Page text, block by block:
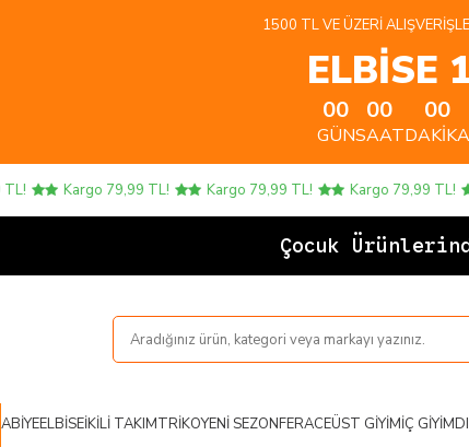
1500 TL VE ÜZERI
ELBİSE
00
GÜN
00
SAAT
00
DAKIKA
Kargo 79,99 TL! Kargo 79,99 TL! Kargo 79,99 TL!
Çocuk Ürünlerinde
ABIYEELBISEİKILI TAKIMTRIKOYENI SEZONFERACEÜST GIYIMİÇ GIYIM